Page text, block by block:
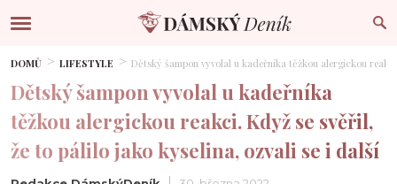
DOMŮ LIFESTYLE Dětský šampon vyvolal u kadeřníka těžkou alergickou
Dětský šampon vyvolal u kadeřníka
těžkou alergickou reakci. Když se svěřil,
že to pálilo jako kyselina, ozvali se i další